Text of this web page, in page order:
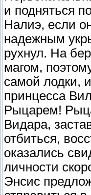
и подняться
Налиэ, если
надежным
рухнул. На
магом,
самой лодки,
принцесса
Рыцарем!
Видара,
отбиться,
оказались
личности
Энсис